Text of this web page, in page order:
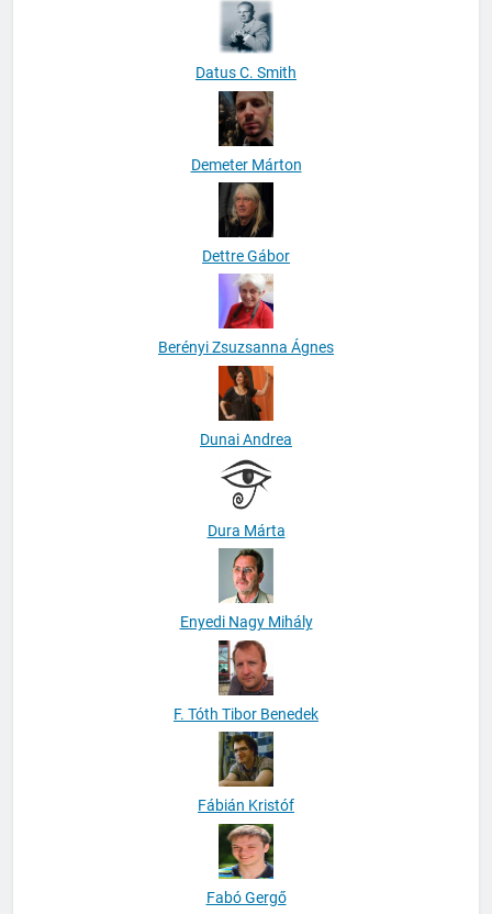
Datus C. Smith
Demeter Márton
Dettre Gábor
Berényi Zsuzsanna Ágnes
Dunai Andrea
Dura Márta
Enyedi Nagy Mihály
F. Tóth Tibor Benedek
Fábián Kristóf
Fabó Gergő